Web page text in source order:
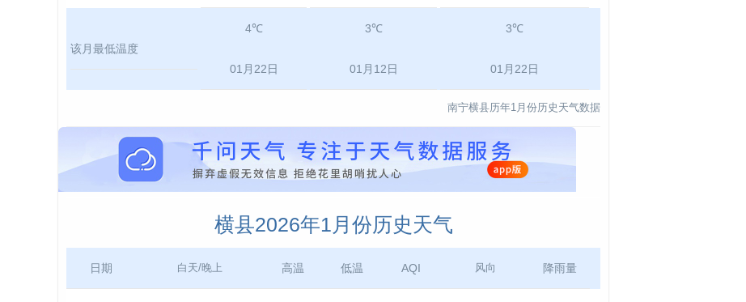
该月最低温度
4℃
01月22日
3℃
01月12日
3℃
01月22日
南宁横县历年1月份历史天气数据
横县2026年1月份历史天气
日期 白天/晚上 高温 低温 AQI 风向 降雨量